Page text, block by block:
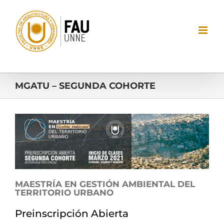
contenido
MGATU – SEGUNDA COHORTE
Ver
imagen
más
grande
MAESTRÍA EN GESTIÓN AMBIENTAL DEL
TERRITORIO URBANO
Preinscripción Abierta